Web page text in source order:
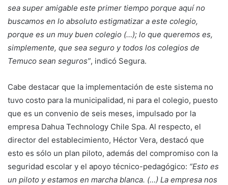
sea super amigable este primer tiempo porque aquí no
buscamos en lo absoluto estigmatizar a este colegio,
porque es un muy buen colegio (…); lo que queremos es,
simplemente, que sea seguro y todos los colegios de
Temuco sean seguros”, indicó Segura.
Cabe destacar que la implementación de este sistema no
tuvo costo para la municipalidad, ni para el colegio, puesto
que es un convenio de seis meses, impulsado por la
empresa Dahua Technology Chile Spa. Al respecto, el
director del establecimiento, Héctor Vera, destacó que
esto es sólo un plan piloto, además del compromiso con la
seguridad escolar y el apoyo técnico-pedagógico: “Esto es
un piloto y estamos en marcha blanca. (…) La empresa nos